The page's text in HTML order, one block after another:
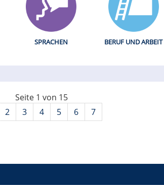
SPRACHEN BERUF UND ARBEIT
Seite 1 von 15
2 3 4 5 6 7